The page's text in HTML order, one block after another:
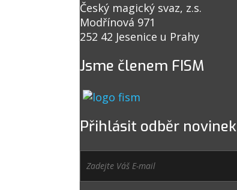
Český magický svaz, z.s.
Modřínová 971
252 42 Jesenice u Prahy
Jsme členem FISM
Přihlásit odběr novinek